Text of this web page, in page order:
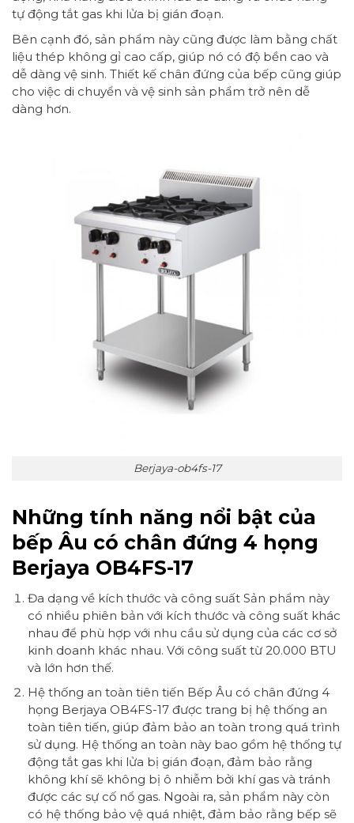
tự động tắt gas khi lửa bị gián đoạn.
Bên cạnh đó, sản phẩm này cũng được làm bằng chất
liệu thép không gỉ cao cấp, giúp nó có độ bền cao và
dễ dàng vệ sinh. Thiết kế chân đứng của bếp cũng giúp
cho việc di chuyển và vệ sinh sản phẩm trở nên dễ
dàng hơn.
Berjaya-ob4fs-17
Những tính năng nổi bật của
bếp Âu có chân đứng 4 họng
Berjaya OB4FS-17
Đa dạng về kích thước và công suất Sản phẩm này
có nhiều phiên bản với kích thước và công suất khác
nhau để phù hợp với nhu cầu sử dụng của các cơ sở
kinh doanh khác nhau. Với công suất từ 20.000 BTU
và lớn hơn thế.
Hệ thống an toàn tiên tiến Bếp Âu có chân đứng 4
họng Berjaya OB4FS-17 được trang bị hệ thống an
toàn tiên tiến, giúp đảm bảo an toàn trong quá trình
sử dụng. Hệ thống an toàn này bao gồm hệ thống tự
động tắt gas khi lửa bị gián đoạn, đảm bảo rằng
không khí sẽ không bị ô nhiễm bởi khí gas và tránh
được các sự cố nổ gas. Ngoài ra, sản phẩm này còn
có hệ thống bảo vệ quá nhiệt, đảm bảo rằng bếp sẽ